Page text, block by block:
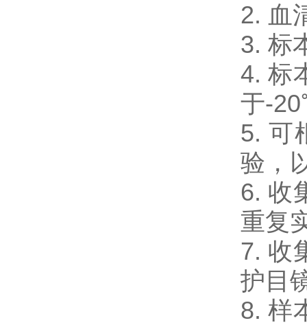
2. 血
3. 标
4. 标
于-
5. 可
验，
6. 收
重复
7. 收
护目
8. 样